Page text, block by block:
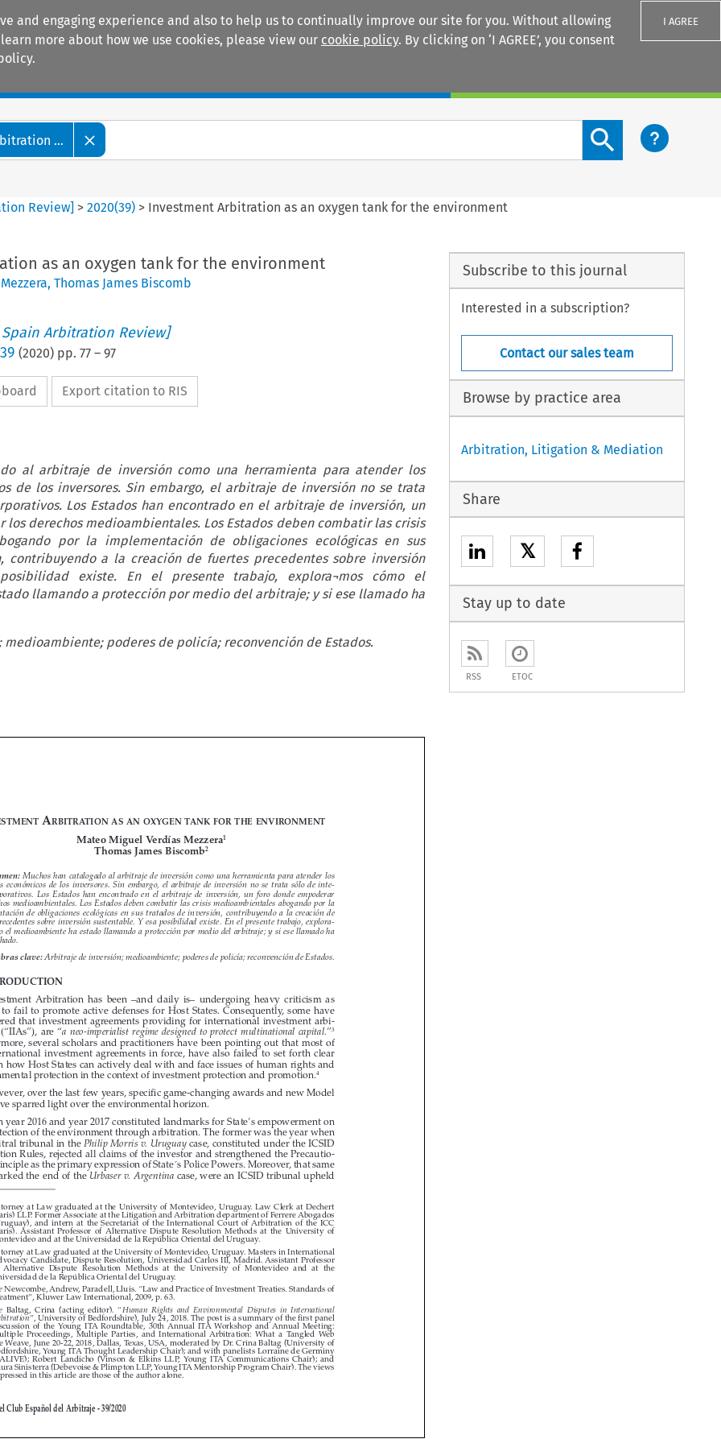
and engaging experience and also to help us to continually improve our site for you. Without allowing
more about how we use cookies, please view our cookie policy. By clicking on ‘I AGREE’, you consent
I AGREE
...
Search content button
Review] >2020(39) > Investment Arbitration as an oxygen tank for the environment
as an oxygen tank for the environment
, Thomas James Biscomb
Arbitration Review]
(2020) pp. 77– 97
Export citation to RIS
al arbitraje de inversión como una herramienta para atender los
de los inversores. Sin embargo, el arbitraje de inversión no se trata
Los Estados han encontrado en el arbitraje de inversión, un
los derechos medioambientales. Los Estados deben combatir las crisis
por la implementación de obligaciones ecológicas en sus
contribuyendo a la creación de fuertes precedentes sobre inversión
existe. En el presente trabajo, explora¬mos cómo el
llamando a protección por medio del arbitraje; y si ese llamado ha
poderes de policía; reconvención de Estados.

       













 









 






 

 
 



Revista del Club Español del Arbitraje - 39/2020
invEstmEnt arbitration as an oxygEn tank for thE EnvironmEnt
Mateo Miguel Verdías Mezzera1
Thomas James Biscomb
Resumen: Muchos han catalogado al arbitraje de inversión como una herramienta para atender los
problemas  económicos  de  los  inversores.  Sin  embargo,  el  arbitraje  de  inversión  no  se  trata  sólo  de  inte
-
reses  corporativos.  Los  Estados  han  encontrado  en  el  arbitraje  de  inversión,  un  foro  donde  empoderar
los derechos medioambientales. Los Estados deben combatir las crisis medioambientales abogando por la
fuertes precedentes sobre inversión sustentable. Y esa posibilidad existe. En el presente trabajo, explora-
mos cómo el medioambiente ha estado llamando a protección por medio del arbitraje; y si ese llamado ha
Palabras clave:
1.  INTRODUCTION
Investment  Arbitration  has  been  –and  daily  is–  undergoing  heavy  criticism  as
it  used  to  fail  to  promote  active  defenses  for  Host  States.  Consequently,  some  have
considered  that  investment  agreements  providing  for  international  investment  arbi-
tration  (“IIAs”),  are  “a  neo-imperialist  regime  designed  to  protect  multinational  capital.”3
Furthermore, several scholars and practitioners have been pointing out that most of
the  international  investment  agreements  in  force,  have  also  failed  to  set  forth  clear
rules on how Host States can actively deal with and face issues of human rights and
environmental protection in the context of investment protection and promotion.4
However, over the last few years, specific game-changing awards and new Model
BITs have sparred light over the environmental horizon.
the protection of the environment through arbitration. The former was the year when
the arbitral tribunal in the Philip Morris v. Uruguay case, constituted under the ICSID
Arbitration Rules, rejected all claims of the investor and strengthened the Precautio-
nary Principle as the primary expression of State ́s Police Powers. Moreover, that same
year marked the end of the Urbaser v. Argentina case, were an ICSID tribunal upheld
1
Attorney  at  Law  graduated  at  the  University  of  Montevideo,  Uruguay.  Law  Clerk  at  Dechert
Montevideo and at the Universidad de la República Oriental del Uruguay.
2
Attorney at Law graduated at the University of Montevideo, Uruguay. Masters in International
Advocacy Candidate, Dispute Resolution, Universidad Carlos III, Madrid. Assistant Professor
of  Alternative  Dispute  Resolution  Methods  at  the  University  of  Montevideo  and  at  the
Universidad de la República Oriental del Uruguay.
Newcombe, Andrew, Paradell, Lluis. “Law and Practice of Investment Treaties. Standards of
Treatment”, Kluwer Law International, 2009, p. 63.
4
See
  Baltag,  Crina  (acting  editor).  “
Human  Rights  and  Environmental  Disputes  in  International
Arbitration”, University of Bedfordshire), July 24, 2018. The post is a summary of the first panel
discussion  of  the  Young  ITA  Roundtable,  30th  Annual  ITA  Workshop  and  Annual  Meeting:
Multiple  Proceedings,  Multiple  Parties,  and  International  Arbitration:  What  a  Tangled  Web
We Weave, June 20-22, 2018, Dallas, Texas, USA, moderated by Dr. Crina Baltag (University of
Bedfordshire, Young ITA Thought Leadership Chair); and with panelists Lorraine de Germiny
(LALIVE);  Robert  Landicho  (Vinson  &  Elkins  LLP,  Young  ITA  Communications  Chair);  and
Laura Sinisterra (Debevoise & Plimpton LLP, Young ITA Mentorship Program Chair). The views
expressed in this article are those of the author alone.
Subscribe to this journal
Interested in a subscription?
Contact our sales team
Browse by practice area
Arbitration, Litigation & Mediation
Share
𝕏
Stay up to date
RSS ETOC